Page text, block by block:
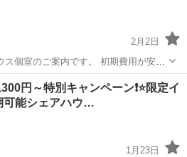
2月2日
ご案内です。 初期費用が安
に、公式LINE
シェアハウス
円～特別キャンペーン❗️⭐️限定イ
可能シェアハウ…
1月23日